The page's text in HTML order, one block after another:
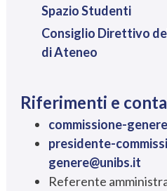
Spazio Studenti
Consiglio Direttivo
di Ateneo
Riferimenti e
commissione-
presidente-
genere@unibs.it
Referente